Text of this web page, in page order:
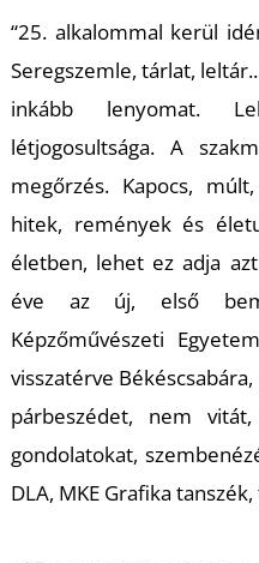
“25. alkalommal kerül
Seregszemle, tárlat,
inkább lenyomat.
létjogosultsága. A
megőrzés. Kapocs,
hitek, remények és
életben, lehet ez adja
éve az új, első
Képzőművészeti
visszatérve
párbeszédet, nem
gondolatokat,
DLA, MKE Grafika